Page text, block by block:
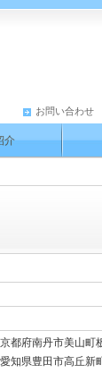
お問い合わせ
介
府南丹市美山
県豊田市高丘新